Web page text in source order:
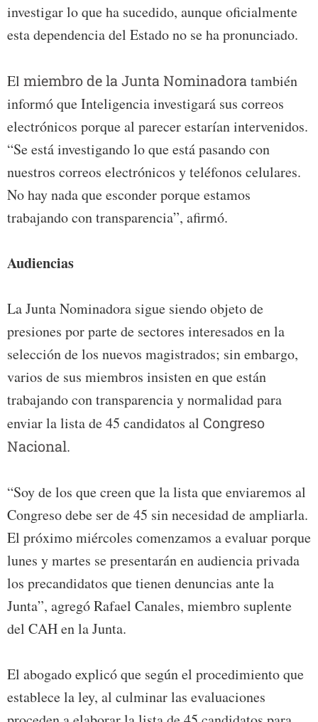
investigar lo que ha sucedido, aunque oficialmente
esta dependencia del Estado no se ha pronunciado.
El miembro de la Junta Nominadoratambién
informó que Inteligencia investigará sus correos
electrónicos porque al parecer estarían intervenidos.
“Se está investigando lo que está pasando con
nuestros correos electrónicos y teléfonos celulares.
No hay nada que esconder porque estamos
trabajando con transparencia”, afirmó.
Audiencias
La Junta Nominadora sigue siendo objeto de
presiones por parte de sectores interesados en la
selección de los nuevos magistrados; sin embargo,
varios de sus miembros insisten en que están
trabajando con transparencia y normalidad para
enviar la lista de 45 candidatos al Congreso
Nacional.
“Soy de los que creen que la lista que enviaremos al
Congreso debe ser de 45 sin necesidad de ampliarla.
El próximo miércoles comenzamos a evaluar porque
lunes y martes se presentarán en audiencia privada
los precandidatos que tienen denuncias ante la
Junta”, agregó Rafael Canales, miembro suplente
del CAH en la Junta.
El abogado explicó que según el procedimiento que
establece la ley, al culminar las evaluaciones